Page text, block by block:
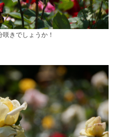
きでしょうか！